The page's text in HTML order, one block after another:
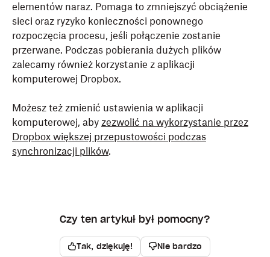
elementów naraz. Pomaga to zmniejszyć obciążenie
sieci oraz ryzyko konieczności ponownego
rozpoczęcia procesu, jeśli połączenie zostanie
przerwane. Podczas pobierania dużych plików
zalecamy również korzystanie z aplikacji
komputerowej Dropbox.
Możesz też zmienić ustawienia w aplikacji
komputerowej, aby zezwolić na wykorzystanie przez
Dropbox większej przepustowości podczas
synchronizacji plików.
Czy ten artykuł był pomocny?
Tak, dziękuję! Nie bardzo